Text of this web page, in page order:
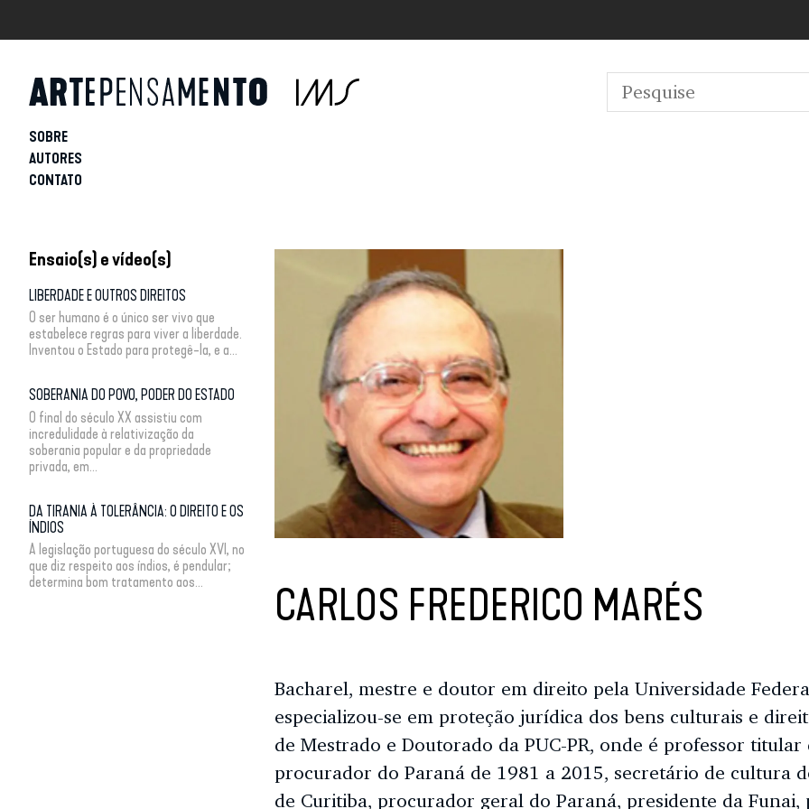
SOBRE
AUTORES
CONTATO
Ensaio(s) e vídeo(s)
LIBERDADE E OUTROS DIREITOS
O ser humano é o único ser vivo que
estabelece regras para viver a liberdade.
Inventou o Estado para protegê-la, e a...
SOBERANIA DO POVO, PODER DO ESTADO
O final do século XX assistiu com
incredulidade à relativização da
soberania popular e da propriedade
privada, em...
DA TIRANIA À TOLERÂNCIA: O DIREITO E OS
ÍNDIOS
A legislação portuguesa do século XVI, no
que diz respeito aos índios, é pendular;
determina bom tratamento aos...
CARLOS FREDERICO MARÉS
Bacharel, mestre e doutor em direito pela Universidade
especializou-se em proteção jurídica dos bens culturais e
de Mestrado e Doutorado da PUC-PR, onde é professor
procurador do Paraná de 1981 a 2015, secretário de cultura
de Curitiba, procurador geral do Paraná, presidente da